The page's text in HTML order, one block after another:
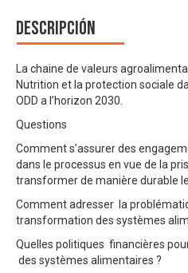
Descripción
La chaine de valeurs
Nutrition et la protection sociale
ODD a l’horizon 2030.
Questions
Comment s’assurer des
dans le processus en vue de la
transformer de manière durable
Comment adresser la
transformation des systèmes
Quelles politiques financières
des systèmes alimentaires ?